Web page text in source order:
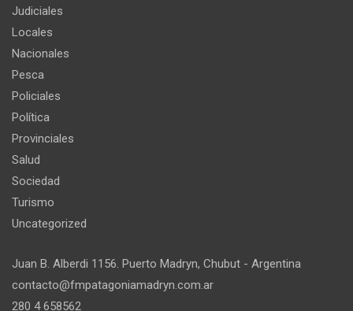
Judiciales
Locales
Nacionales
Pesca
Policiales
Política
Provinciales
Salud
Sociedad
Turismo
Uncategorized
Juan B. Alberdi 1156. Puerto Madryn, Chubut - Argentina
contacto@fmpatagoniamadryn.com.ar
280 4 658562